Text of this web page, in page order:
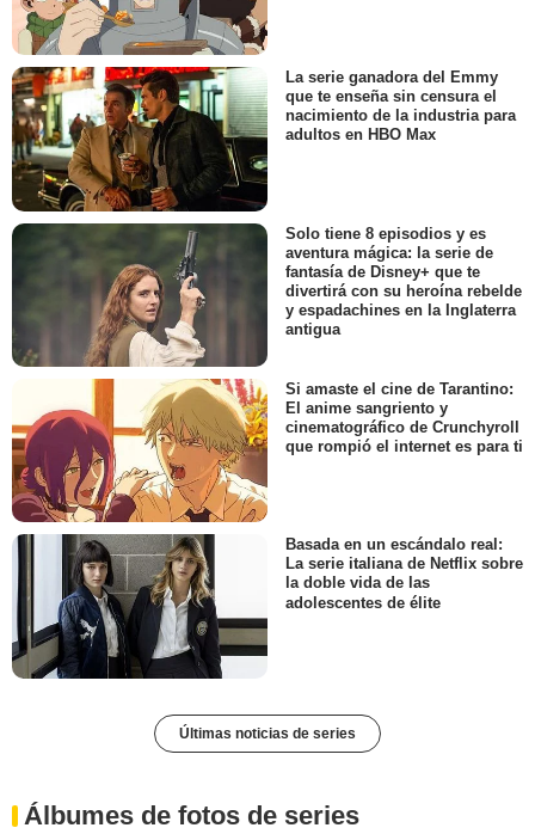
La serie ganadora del Emmy
que te enseña sin censura el
nacimiento de la industria para
adultos en HBO Max
Solo tiene 8 episodios y es
aventura mágica: la serie de
fantasía de Disney+ que te
divertirá con su heroína rebelde
y espadachines en la Inglaterra
antigua
Si amaste el cine de Tarantino:
El anime sangriento y
cinematográfico de Crunchyroll
que rompió el internet es para ti
Basada en un escándalo real:
La serie italiana de Netflix sobre
la doble vida de las
adolescentes de élite
Últimas noticias de series
Álbumes de fotos de series